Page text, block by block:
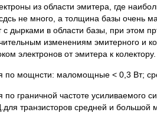
из области эмитера, где
не много, а толщина базы очень
с дырками в области базы, при этом
изменениям эмитерного и
электронов от эмитера к колектору.
по мощнсти: маломощные < 0,3 Вт;
по граничной частоте усиливаемого
транзисторов средней и большой